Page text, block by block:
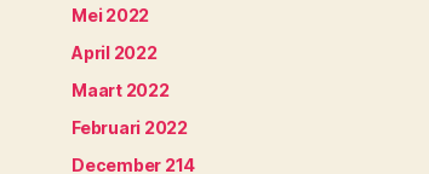
Mei 2022
April 2022
Maart 2022
Februari 2022
December 214